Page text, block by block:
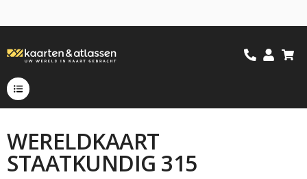
WERELDKAART
STAATKUNDIG 315